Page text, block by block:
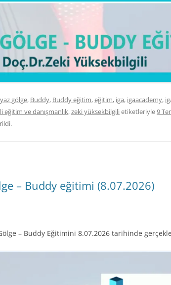
gölge, Buddy, Buddy eğitim,eğitim, iga, igaacademy,
eğitim ve danışmanlık,zeki yüksekbilgilietiketleriyle9
– Buddy eğitimi (8.07.2026)
– Buddy Eğitimini 8.07.2026 tarihinde